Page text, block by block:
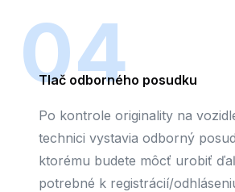
04
Tlač odborného posudku
Po kontrole originality na
technici vystavia odborný
ktorému budete môcť urobiť
potrebné k registrácií/